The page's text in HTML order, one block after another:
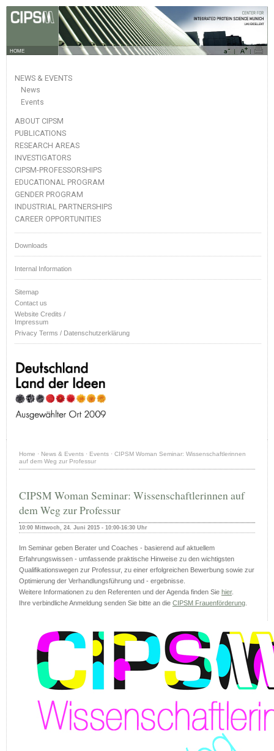
HOME
NEWS & EVENTS
News
Events
ABOUT CIPSM
PUBLICATIONS
RESEARCH AREAS
INVESTIGATORS
CIPSM-PROFESSORSHIPS
EDUCATIONAL PROGRAM
GENDER PROGRAM
INDUSTRIAL PARTNERSHIPS
CAREER OPPORTUNITIES
Downloads
Internal Information
Sitemap
Contact us
Website Credits /
Impressum
Privacy Terms / Datenschutzerklärung
Home · News & Events · Events · CIPSM Woman Seminar: Wissenschaftlerinnen
auf dem Weg zur Professur
CIPSM Woman Seminar: Wissenschaftlerinnen auf
dem Weg zur Professur
10:00 Mittwoch, 24. Juni 2015 - 10:00-16:30 Uhr
Im Seminar geben Berater und Coaches - basierend auf aktuellem
Erfahrungswissen - umfassende praktische Hinweise zu den wichtigsten
Qualifikationswegen zur Professur, zu einer erfolgreichen Bewerbung sowie zur
Optimierung der Verhandlungsführung und - ergebnisse.
Weitere Informationen zu den Referenten und der Agenda finden Sie hier.
Ihre verbindliche Anmeldung senden Sie bitte an die CIPSM Frauenförderung